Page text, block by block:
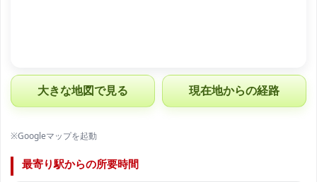
大きな地図で見る 現在地からの経路
※Googleマップを起動
最寄り駅からの所要時間